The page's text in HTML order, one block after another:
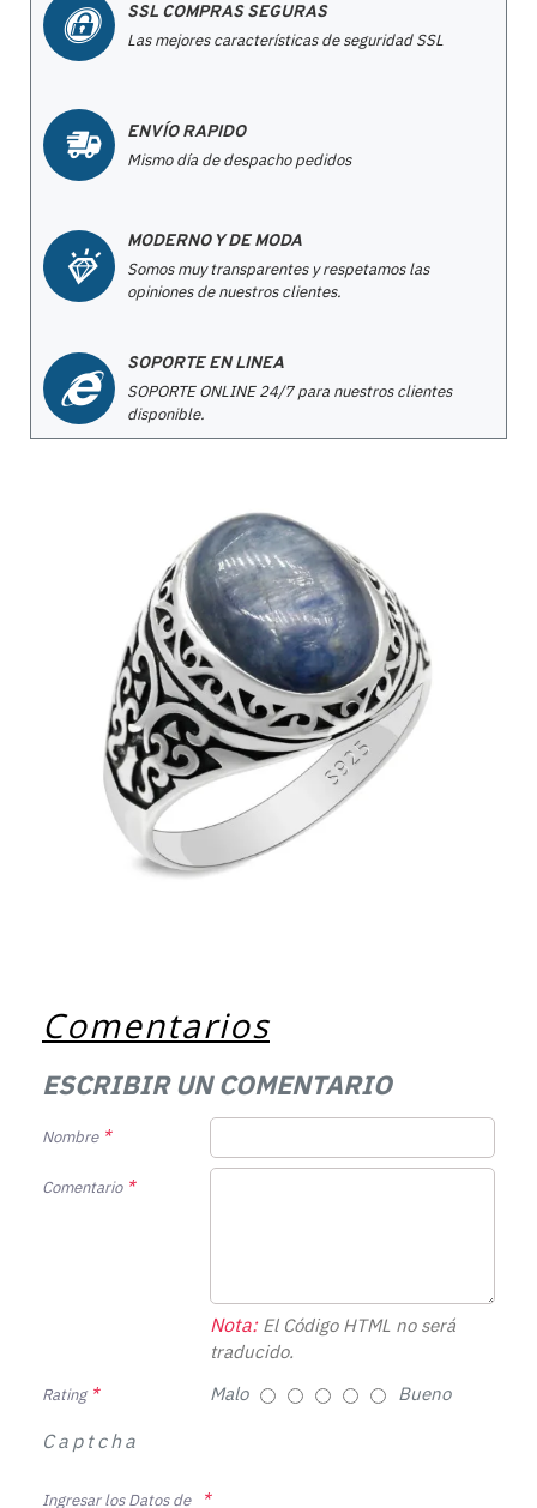
SSL COMPRAS SEGURAS
Las mejores características de seguridad SSL
ENVÍO RAPIDO
Mismo día de despacho pedidos
MODERNO Y DE MODA
Somos muy transparentes y respetamos las
opiniones de nuestros clientes.
SOPORTE EN LINEA
SOPORTE ONLINE 24/7 para nuestros clientes
disponible.
Comentarios
ESCRIBIR UN COMENTARIO
Nombre
Comentario
Nota:El Código HTML no será
traducido.
Rating Malo Bueno
Captcha
Ingresar los Datos de